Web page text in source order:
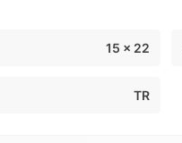
15 x 22
TR